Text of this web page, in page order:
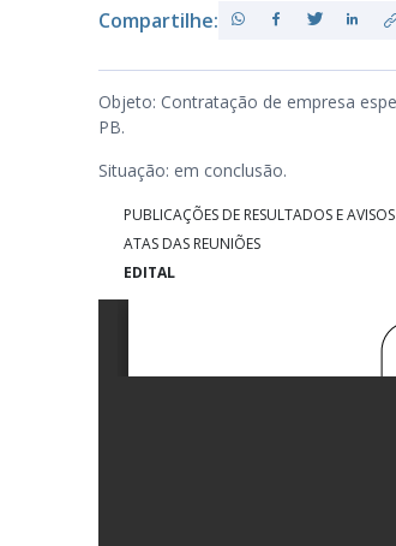
Compartilhe:
Objeto: Contratação de empresa
PB.
Situação: em conclusão.
PUBLICAÇÕES DE RESULTADOS E AVISOS
ATAS DAS REUNIÕES
EDITAL